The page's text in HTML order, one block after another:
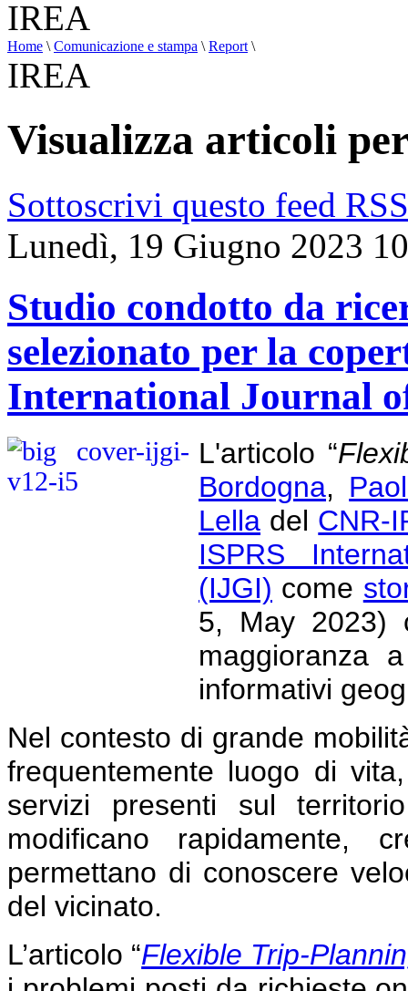
Home \ Comunicazione e stampa \ Report \
IREA
Visualizza articoli
Sottoscrivi questo feed RSS
Lunedì, 19 Giugno 2023
Studio condotto da
selezionato per la
International Journal
L'articolo “
Bordogna,
Lella del CNR-
ISPRS
(IJGI) come
5, May 2023)
maggioranza
informativi
Nel contesto di grande
frequentemente luogo di
servizi presenti sul
modificano rapidamente,
permettano di conoscere
del vicinato.
L’articolo “Flexible Trip-